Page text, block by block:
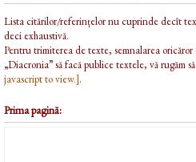
Lista citărilor/referințelor nu cuprinde decît
deci exhaustivă.
Pentru trimiterea de texte, semnalarea
„Diacronia” să facă publice textele, vă rugăm
javascript to view.].
Prima pagină: